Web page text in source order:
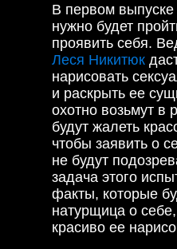
В первом
нужно будет
проявить себя.
Леся Никитюк
нарисовать
и раскрыть ее
охотно возьмут в
будут жалеть
чтобы заявить о
не будут
задача этого
факты, которые
натурщица о
красиво ее